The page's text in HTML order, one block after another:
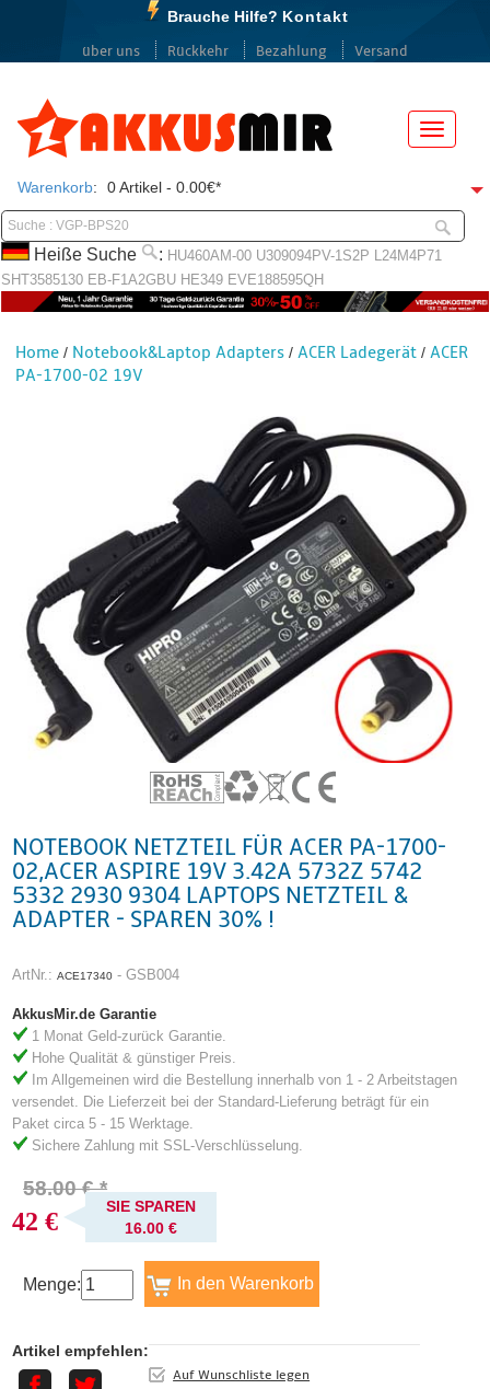
Brauche Hilfe? Kontakt
über uns
Rückkehr Bezahlung Versand
Menü
Warenkorb: 0 Artikel - 0.00€*
Heiße Suche : HU460AM-00 U309094PV-1S2P L24M4P71
SHT3585130 EB-F1A2GBU HE349 EVE188595QH
Home / Notebook&Laptop Adapters / ACER Ladegerät / ACER
PA-1700-02 19V
NOTEBOOK NETZTEIL FÜR ACER PA-1700-
02,ACER ASPIRE 19V 3.42A 5732Z 5742
5332 2930 9304 LAPTOPS NETZTEIL &
ADAPTER - SPAREN 30% !
ArtNr.:ACE17340 - GSB004
AkkusMir.de Garantie
1 Monat Geld-zurück Garantie.
Hohe Qualität & günstiger Preis.
Im Allgemeinen wird die Bestellung innerhalb von 1 - 2 Arbeitstagen
versendet. Die Lieferzeit bei der Standard-Lieferung beträgt für ein
Paket circa 5 - 15 Werktage.
Sichere Zahlung mit SSL-Verschlüsselung.
58.00 € *
42 €
SIE SPAREN
16.00 €
Menge:
Artikel empfehlen:
Auf Wunschliste legen